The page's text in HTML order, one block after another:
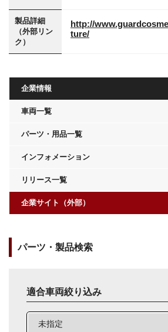
製品詳細
（外部リン
ク）
http://
ture/
企業情報
車両一覧
パーツ・用品一覧
インフォメーション
リリース一覧
企業サイト（外部）
パーツ・製品検索
適合車両絞り込み